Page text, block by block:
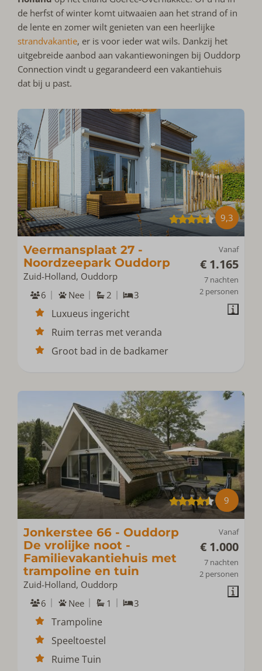
de herfst of winter komt uitwaaien aan het strand of in
de lente en zomer wilt genieten van een heerlijke
strandvakantie, er is voor ieder wat wils. Dankzij het
uitgebreide aanbod aan vakantiewoningen bij Ouddorp
Connection vindt u gegarandeerd een vakantiehuis
dat bij u past.
9,3
Vanaf
€ 1.165
7 nachten
2 personen
Veermansplaat 27 -
Noordzeepark Ouddorp
Zuid-Holland, Ouddorp
6
Nee 2 3
Luxueus ingericht
Ruim terras met veranda
Groot bad in de badkamer
9
Vanaf
€ 1.000
7 nachten
2 personen
Jonkerstee 66 - Ouddorp
De vrolijke noot -
Familievakantiehuis met
trampoline en tuin
Zuid-Holland, Ouddorp
6
Nee 1 3
Trampoline
Speeltoestel
Ruime Tuin